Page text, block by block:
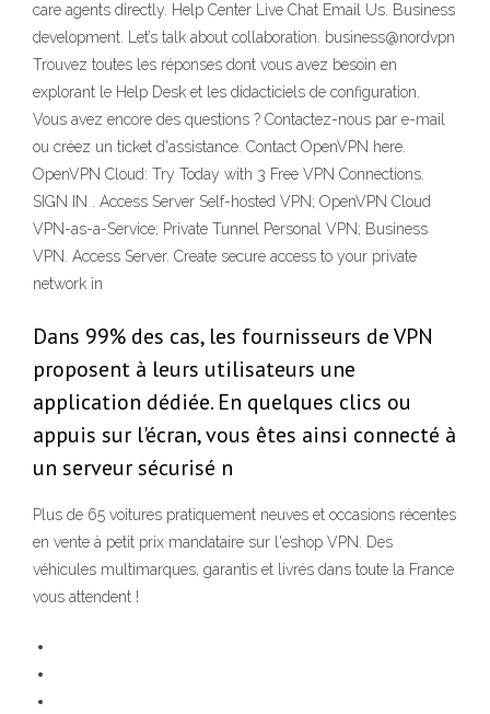
care agents directly. Help Center Live Chat Email Us. Business
development. Let’s talk about collaboration. business@nordvpn
Trouvez toutes les réponses dont vous avez besoin en
explorant le Help Desk et les didacticiels de configuration.
Vous avez encore des questions ? Contactez-nous par e-mail
ou créez un ticket d'assistance. Contact OpenVPN here.
OpenVPN Cloud: Try Today with 3 Free VPN Connections.
SIGN IN . Access Server Self-hosted VPN; OpenVPN Cloud
VPN-as-a-Service; Private Tunnel Personal VPN; Business
VPN. Access Server. Create secure access to your private
network in
Dans 99% des cas, les fournisseurs de VPN
proposent à leurs utilisateurs une
application dédiée. En quelques clics ou
appuis sur l'écran, vous êtes ainsi connecté à
un serveur sécurisé n
Plus de 65 voitures pratiquement neuves et occasions récentes
en vente à petit prix mandataire sur l'eshop VPN. Des
véhicules multimarques, garantis et livrés dans toute la France
vous attendent !